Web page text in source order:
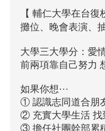
【 輔仁大學在台
攤位、晚會表演、
大學三大學分：愛
前兩項靠自己努力
如果你想⋯
① 認識志同道合朋
② 充實大學生活 找
③ 擔任社團幹部累